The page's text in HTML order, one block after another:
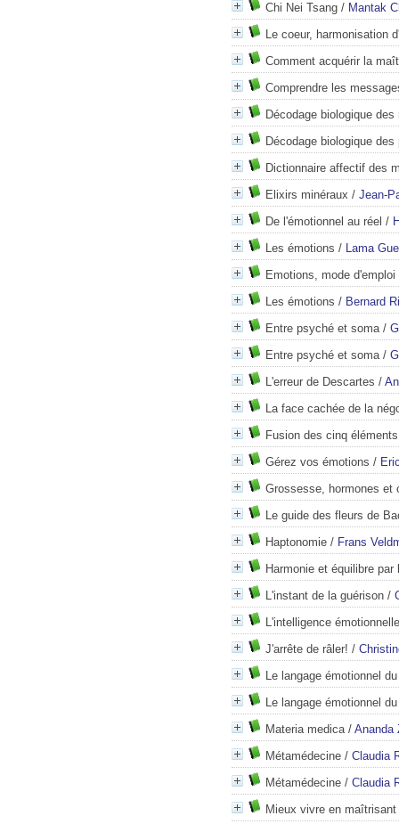
Chi Nei Tsang / Mantak
Le coeur, harmonisation
Comment acquérir la
Comprendre les
Décodage biologique des
Décodage biologique
Dictionnaire affectif des
Elixirs minéraux / Jean-
De l'émotionnel au réel /
Les émotions / Lama
Emotions, mode d'emploi
Les émotions / Bernard
Entre psyché et soma/
Entre psyché et soma/
L'erreur de Descartes /
La face cachée de la
Fusion des cinq éléments
Gérez vos émotions /
Grossesse, hormones et
Le guide des fleurs de
Haptonomie / Frans
Harmonie et équilibre
L'instant de la guérison /
L'intelligence émotionnelle
J'arrête de râler! /
Le langage émotionnel
Le langage émotionnel
Materia medica/ Ananda
Métamédecine / Claudia
Métamédecine / Claudia
Mieux vivre en